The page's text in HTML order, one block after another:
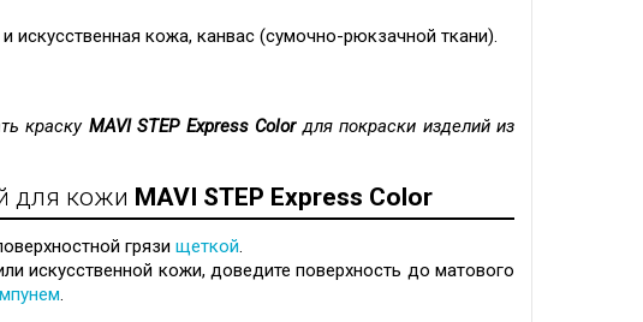
искусственная кожа, канвас (сумочно-рюкзачной ткани).
краску MAVI STEP Express Colorдля покраски изделий из
для кожи MAVI STEP Express Color
грязи щеткой.
искусственной кожи, доведите поверхность до матового
.